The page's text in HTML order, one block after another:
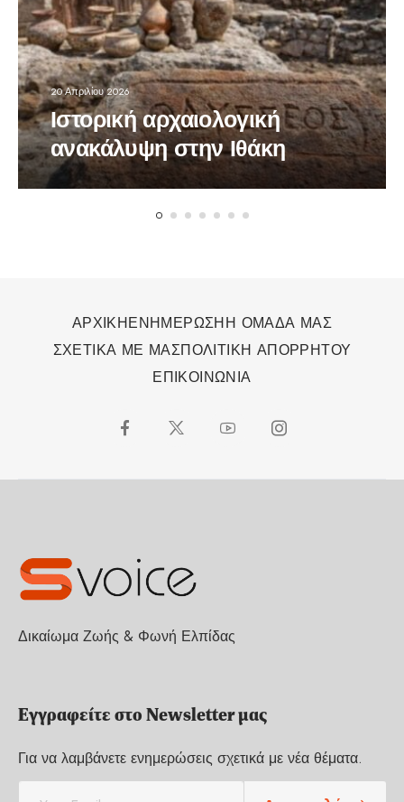
20 Απριλίου 2026
Ιστορική αρχαιολογική
ανακάλυψη στην Ιθάκη
ΑΡΧΙΚΗΕΝΗΜΕΡΩΣΗΗ ΟΜΑΔΑ ΜΑΣ
ΣΧΕΤΙΚΑ ΜΕ ΜΑΣΠΟΛΙΤΙΚΗ ΑΠΟΡΡΗΤΟΥ
ΕΠΙΚΟΙΝΩΝΙΑ
Δικαίωμα Ζωής & Φωνή Ελπίδας
Εγγραφείτε στο Newsletter μας
Για να λαμβάνετε ενημερώσεις σχετικά με νέα θέματα.